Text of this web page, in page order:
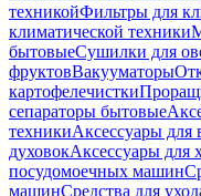
техникойФильтры для
климатической техники
бытовыеСушилки для
фруктовВакууматоры
картофелечистки
сепараторы бытовые
техникиАксессуары для
духовокАксессуары для
посудомоечных машин
машинСредства для